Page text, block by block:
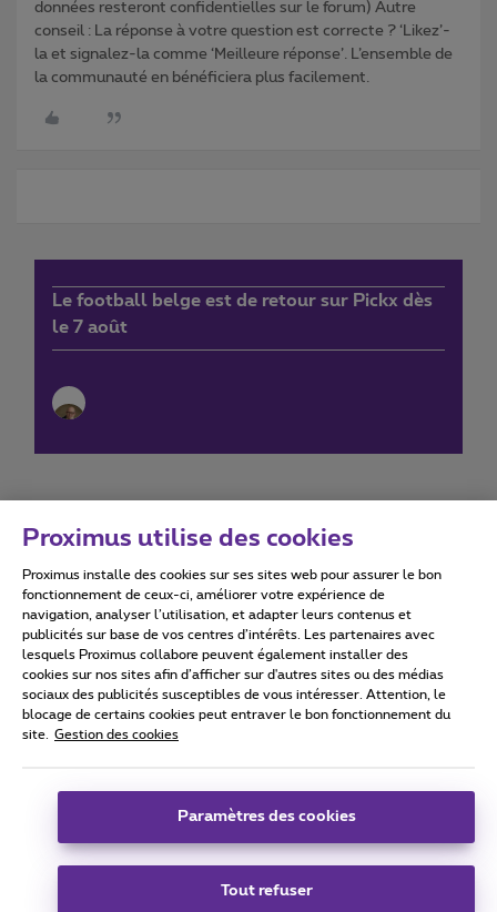
données resteront confidentielles sur le forum) Autre
conseil : La réponse à votre question est correcte ? ‘Likez’-
la et signalez-la comme ‘Meilleure réponse’. L’ensemble de
la communauté en bénéficiera plus facilement.
Le football belge est de retour sur Pickx dès
le 7 août
Conditions d'utilisation Accessibility statement
Tous droits réservés. © 2026 Proximus
Conditions générales, info consommateur
Coordonnées de l’entreprise
Boulevard du Roi Albert II 27 - B-1030 Bruxelles.
Proximus utilise des cookies
Proximus installe des cookies sur ses sites web pour assurer le bon
fonctionnement de ceux-ci, améliorer votre expérience de
navigation, analyser l’utilisation, et adapter leurs contenus et
publicités sur base de vos centres d’intérêts. Les partenaires avec
lesquels Proximus collabore peuvent également installer des
cookies sur nos sites afin d’afficher sur d'autres sites ou des médias
sociaux des publicités susceptibles de vous intéresser. Attention, le
blocage de certains cookies peut entraver le bon fonctionnement du
site.
Gestion des cookies
Paramètres des cookies
Tout refuser